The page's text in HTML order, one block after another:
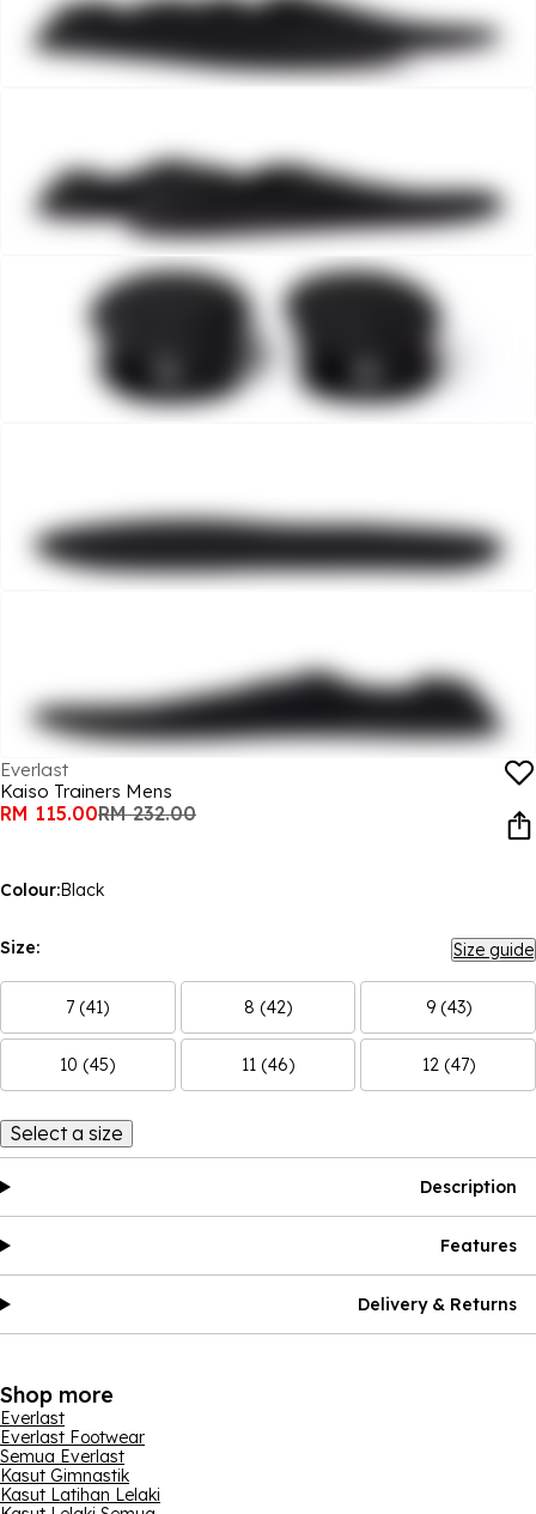
Everlast
Kaiso Trainers Mens
RM 115.00RM 232.00
Colour:Black
Size: Size guide
7 (41) 8 (42) 9 (43)
10 (45) 11 (46) 12 (47)
Select a size
Description
Features
Delivery & Returns
Shop more
Everlast
Everlast Footwear
Semua Everlast
Kasut Gimnastik
Kasut Latihan Lelaki